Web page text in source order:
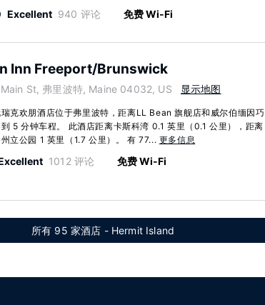
Excellent 940 评论 免费 Wi-Fi
Inn Freeport/Brunswick
St, 弗里波特, Maine 04032, US 显示地图
克欢朋酒店位于弗里波特，距离LL Bean 旗舰店和威尔伯缅因巧
5 分钟车程。 此酒店距离卡斯科湾 0.1 英里（0.1 公里），距离
立公园 1 英里（1.7 公里）。 有 77... 更多信息
1012 评论 免费 Wi-Fi
所有 95 家酒店 - Hermit Island